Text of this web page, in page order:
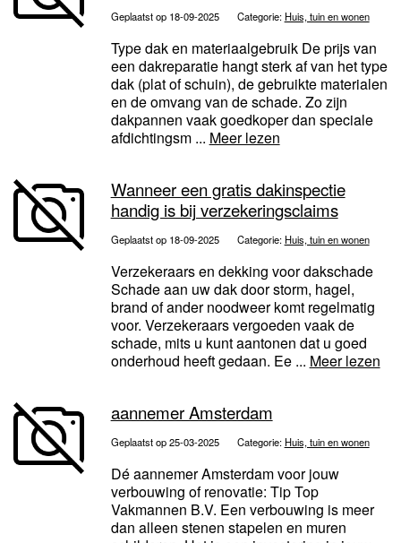
Geplaatst op 18-09-2025 Categorie: Huis, tuin en wonen
Type dak en materiaalgebruik De prijs van
een dakreparatie hangt sterk af van het type
dak (plat of schuin), de gebruikte materialen
en de omvang van de schade. Zo zijn
dakpannen vaak goedkoper dan speciale
afdichtingsm ... Meer lezen
Wanneer een gratis dakinspectie
handig is bij verzekeringsclaims
Geplaatst op 18-09-2025 Categorie: Huis, tuin en wonen
Verzekeraars en dekking voor dakschade
Schade aan uw dak door storm, hagel,
brand of ander noodweer komt regelmatig
voor. Verzekeraars vergoeden vaak de
schade, mits u kunt aantonen dat u goed
onderhoud heeft gedaan. Ee ... Meer lezen
aannemer Amsterdam
Geplaatst op 25-03-2025 Categorie: Huis, tuin en wonen
Dé aannemer Amsterdam voor jouw
verbouwing of renovatie: Tip Top
Vakmannen B.V. Een verbouwing is meer
dan alleen stenen stapelen en muren